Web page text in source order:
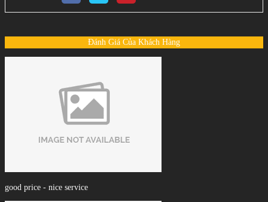
Đánh Giá Của Khách Hàng
good price - nice service